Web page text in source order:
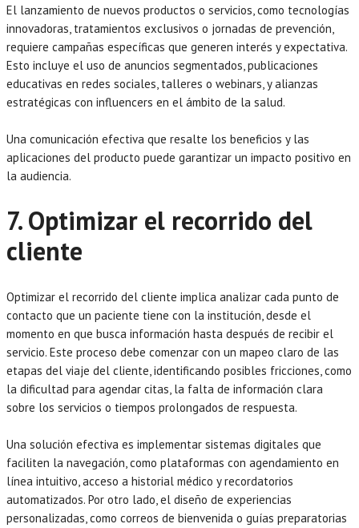
El lanzamiento de nuevos productos o servicios, como tecnologías
innovadoras, tratamientos exclusivos o jornadas de prevención,
requiere campañas específicas que generen interés y expectativa.
Esto incluye el uso de anuncios segmentados, publicaciones
educativas en redes sociales, talleres o webinars, y alianzas
estratégicas con influencers en el ámbito de la salud.
Una comunicación efectiva que resalte los beneficios y las
aplicaciones del producto puede garantizar un impacto positivo en
la audiencia.
7. Optimizar el recorrido del
cliente
Optimizar el recorrido del cliente implica analizar cada punto de
contacto que un paciente tiene con la institución, desde el
momento en que busca información hasta después de recibir el
servicio. Este proceso debe comenzar con un mapeo claro de las
etapas del viaje del cliente, identificando posibles fricciones, como
la dificultad para agendar citas, la falta de información clara
sobre los servicios o tiempos prolongados de respuesta.
Una solución efectiva es implementar sistemas digitales que
faciliten la navegación, como plataformas con agendamiento en
línea intuitivo, acceso a historial médico y recordatorios
automatizados. Por otro lado, el diseño de experiencias
personalizadas, como correos de bienvenida o guías preparatorias